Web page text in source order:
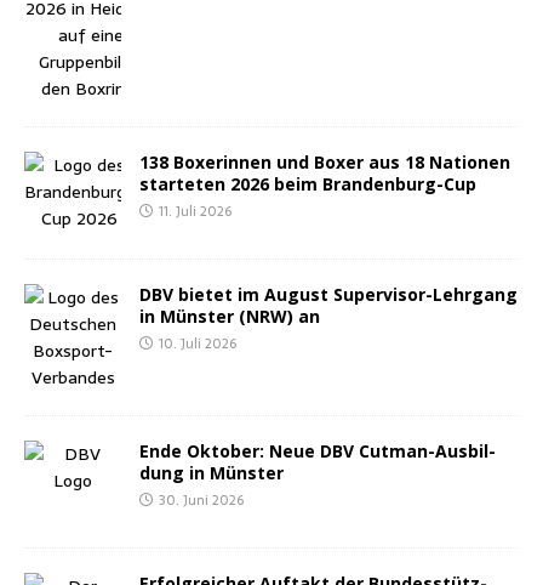
138 Boxe­rin­nen und Boxer aus 18 Natio­nen
star­te­ten 2026 beim Brandenburg-Cup
11. Juli 2026
DBV bie­tet im August Super­vi­sor-Lehr­gang
in Müns­ter (NRW) an
10. Juli 2026
Ende Okto­ber: Neue DBV Cut­man-Aus­bil­
dung in Münster
30. Juni 2026